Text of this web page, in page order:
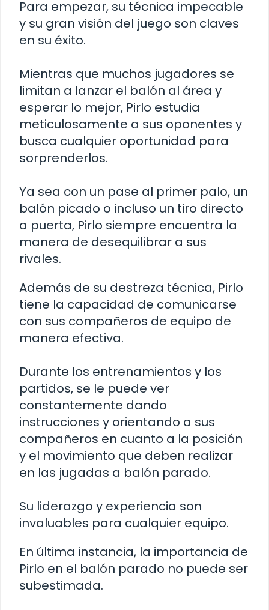
Para empezar, su técnica impecable
y su gran visión del juego son claves
en su éxito.
Mientras que muchos jugadores se
limitan a lanzar el balón al área y
esperar lo mejor, Pirlo estudia
meticulosamente a sus oponentes y
busca cualquier oportunidad para
sorprenderlos.
Ya sea con un pase al primer palo, un
balón picado o incluso un tiro directo
a puerta, Pirlo siempre encuentra la
manera de desequilibrar a sus
rivales.
Además de su destreza técnica, Pirlo
tiene la capacidad de comunicarse
con sus compañeros de equipo de
manera efectiva.
Durante los entrenamientos y los
partidos, se le puede ver
constantemente dando
instrucciones y orientando a sus
compañeros en cuanto a la posición
y el movimiento que deben realizar
en las jugadas a balón parado.
Su liderazgo y experiencia son
invaluables para cualquier equipo.
En última instancia, la importancia de
Pirlo en el balón parado no puede ser
subestimada.